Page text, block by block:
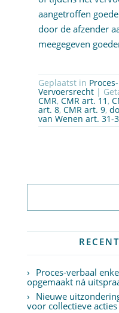
aangetroffen
door de afzender
meegegeven
Geplaatst in
Vervoersrecht |
CMR, CMR art. 11 ,
art. 8, CMR art. 9,
van Wenen art. 31-
Proces-verbaal
opgemaakt ná
Nieuwe
voor collectieve acties